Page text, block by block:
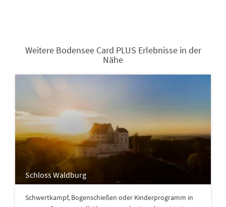
Weitere Bodensee Card PLUS Erlebnisse in der
Nähe
Schloss Waldburg
Schwertkampf, Bogenschießen oder Kinderprogramm in